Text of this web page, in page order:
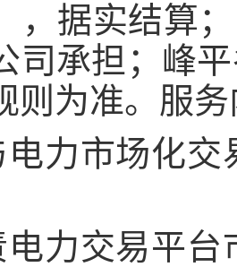
，据实结算
司承担；峰
则为准。服
电力市场化
电力交易平